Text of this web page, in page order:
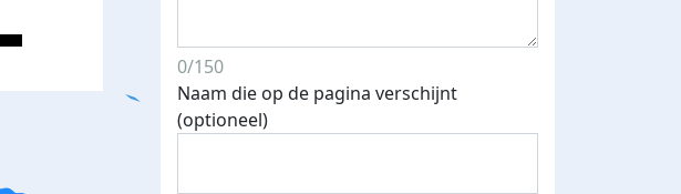
0/150
Naam die op de pagina verschijnt
(optioneel)